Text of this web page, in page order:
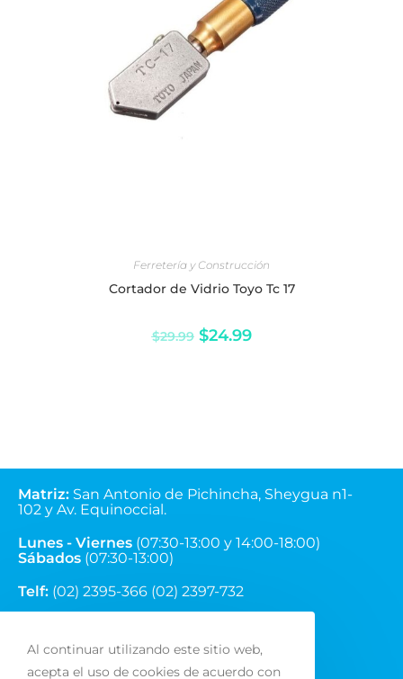
Ferretería y Construcción
Cortador de Vidrio Toyo Tc 17
$29.99 $24.99
Matriz: San Antonio de Pichincha, Sheygua n1-
102 y Av. Equinoccial.
Lunes - Viernes (07:30-13:00 y 14:00-18:00)
Sábados (07:30-13:00)
Telf: (02) 2395-366 (02) 2397-732
Al continuar utilizando este sitio web,
acepta el uso de cookies de acuerdo con